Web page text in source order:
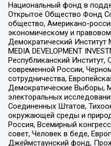
Национальный фонд в
Открытое Общество Фонд
общество, Американо-
экономическому и
Демократический
MEDIA DEVELOPMENT
Республиканский Институт,
современной России,
сотрудничества,
Демократические Выборы,
электоральных
Соединенных Штатов,
окружающей среды и
Россия, Всемирный
совет, Человек в беде,
Джеймстаунский фонд,